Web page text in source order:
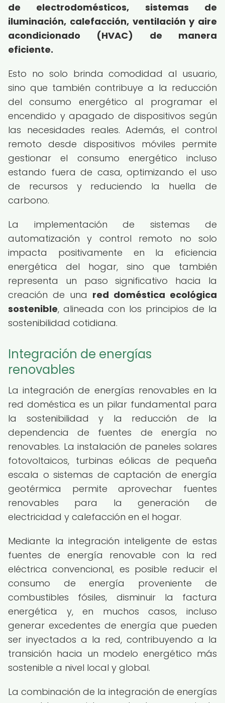
de electrodomésticos, sistemas de
iluminación, calefacción, ventilación y aire
acondicionado (HVAC) de manera
eficiente.
Esto no solo brinda comodidad al usuario,
sino que también contribuye a la reducción
del consumo energético al programar el
encendido y apagado de dispositivos según
las necesidades reales. Además, el control
remoto desde dispositivos móviles permite
gestionar el consumo energético incluso
estando fuera de casa, optimizando el uso
de recursos y reduciendo la huella de
carbono.
La implementación de sistemas de
automatización y control remoto no solo
impacta positivamente en la eficiencia
energética del hogar, sino que también
representa un paso significativo hacia la
creación de una red doméstica ecológica
sostenible, alineada con los principios de la
sostenibilidad cotidiana.
Integración de energías
renovables
La integración de energías renovables en la
red doméstica es un pilar fundamental para
la sostenibilidad y la reducción de la
dependencia de fuentes de energía no
renovables. La instalación de paneles solares
fotovoltaicos, turbinas eólicas de pequeña
escala o sistemas de captación de energía
geotérmica permite aprovechar fuentes
renovables para la generación de
electricidad y calefacción en el hogar.
Mediante la integración inteligente de estas
fuentes de energía renovable con la red
eléctrica convencional, es posible reducir el
consumo de energía proveniente de
combustibles fósiles, disminuir la factura
energética y, en muchos casos, incluso
generar excedentes de energía que pueden
ser inyectados a la red, contribuyendo a la
transición hacia un modelo energético más
sostenible a nivel local y global.
La combinación de la integración de energías